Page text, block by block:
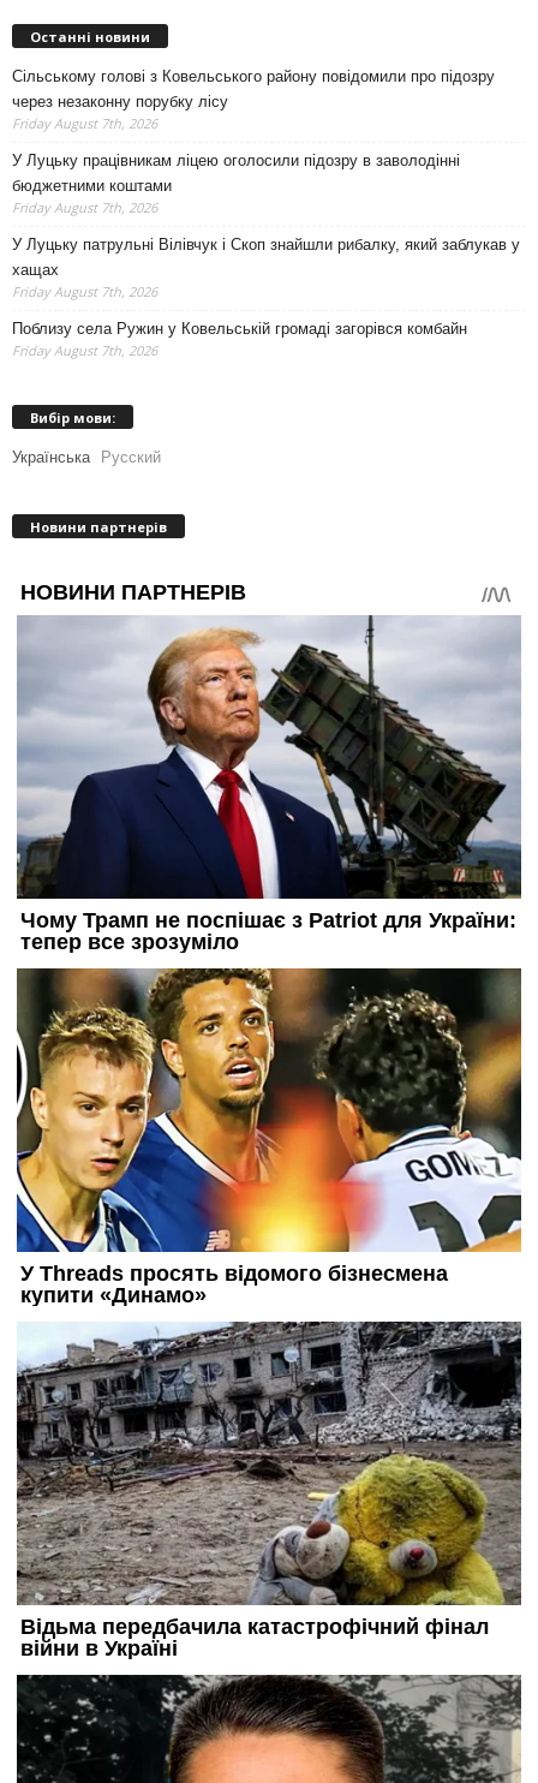
Останні новини
Сільському голові з Ковельського району повідомили про підозру
через незаконну порубку лісу
Friday August 7th, 2026
У Луцьку працівникам ліцею оголосили підозру в заволодінні
бюджетними коштами
Friday August 7th, 2026
У Луцьку патрульні Вілівчук і Скоп знайшли рибалку, який заблукав у
хащах
Friday August 7th, 2026
Поблизу села Ружин у Ковельській громаді загорівся комбайн
Friday August 7th, 2026
Вибір мови:
Українська Русский
Новини партнерів